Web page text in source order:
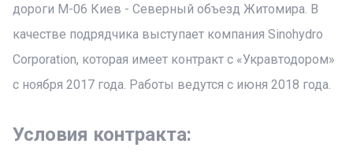
дороги М-06 Киев - Северный объезд Житомира. В
качестве подрядчика выступает компания Sinohydro
Corporation, которая имеет контракт с «Укравтодором»
с ноября 2017 года. Работы ведутся с июня 2018 года.
Условия контракта: